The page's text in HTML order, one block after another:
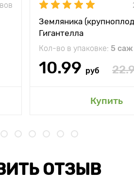
Земляника
Гигантелла
Кол-во в упаковке: 5 саж
10.99 руб
Купить
ОТЗЫВ